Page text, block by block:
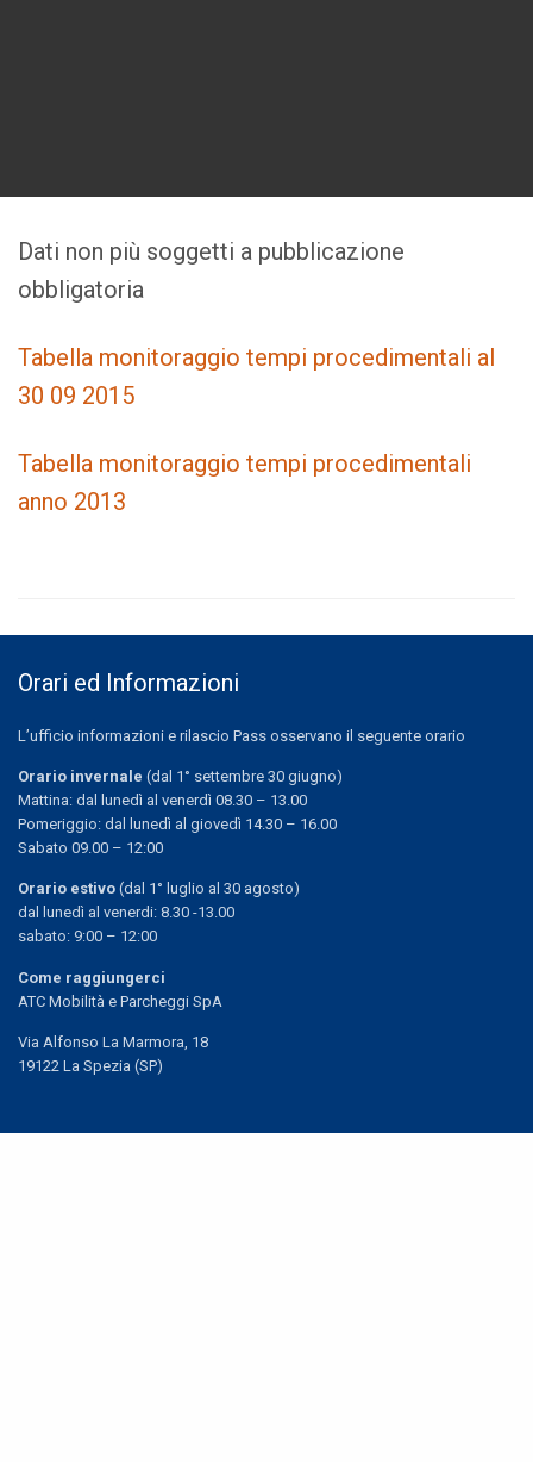
Dati non più soggetti a pubblicazione
obbligatoria
Tabella monitoraggio tempi procedimentali al
30 09 2015
Tabella monitoraggio tempi procedimentali
anno 2013
Orari ed Informazioni
L’ufficio informazioni e rilascio Pass osservano il seguente orario
Orario invernale(dal 1° settembre 30 giugno)
Mattina: dal lunedì al venerdì 08.30 – 13.00
Pomeriggio: dal lunedì al giovedì 14.30 – 16.00
Sabato 09.00 – 12:00
Orario estivo(dal 1° luglio al 30 agosto)
dal lunedì al venerdi: 8.30 -13.00
sabato: 9:00 – 12:00
Come raggiungerci
ATC Mobilità e Parcheggi SpA
Via Alfonso La Marmora, 18
19122 La Spezia (SP)